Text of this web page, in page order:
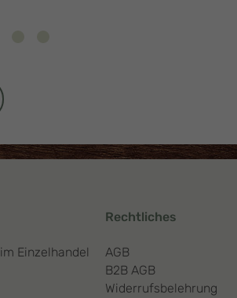
Einzelhandel
Rechtliches
AGB
B2B AGB
Widerrufsbelehrung